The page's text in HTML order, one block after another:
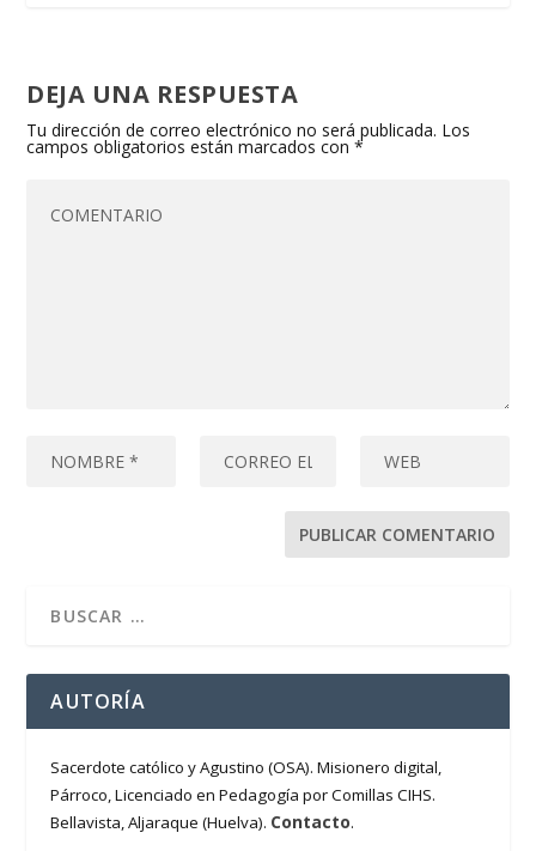
DEJA UNA RESPUESTA
Tu dirección de correo electrónico no será publicada. Los
campos obligatorios están marcados con*
AUTORÍA
Sacerdote católico y Agustino (OSA). Misionero digital,
Párroco, Licenciado en Pedagogía por Comillas CIHS.
Bellavista, Aljaraque (Huelva). Contacto.